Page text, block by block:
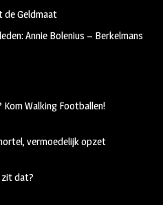
de Geldmaat
Annie Bolenius – Berkelmans
Walking Footballen!
vermoedelijk opzet
zit dat?